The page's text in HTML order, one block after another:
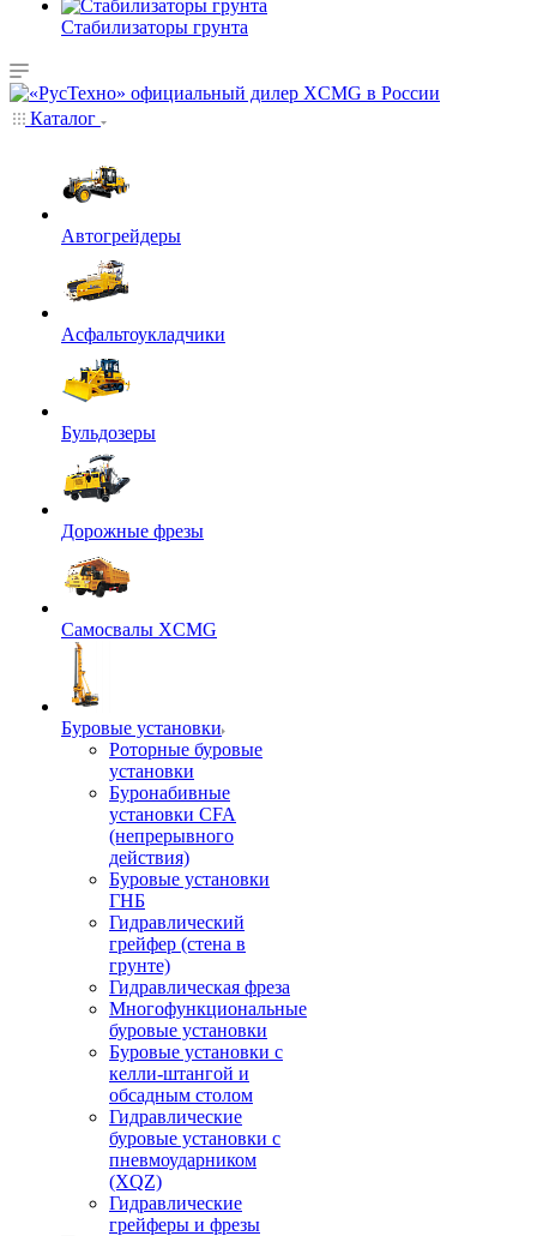
Стабилизаторы грунта
Каталог
Автогрейдеры
Асфальтоукладчики
Бульдозеры
Дорожные фрезы
Самосвалы XCMG
Буровые установки
Роторные буровые
установки
Буронабивные
установки CFA
(непрерывного
действия)
Буровые установки
ГНБ
Гидравлический
грейфер (стена в
грунте)
Гидравлическая фреза
Многофункциональные
буровые установки
Буровые установки с
келли-штангой и
обсадным столом
Гидравлические
буровые установки с
пневмоударником
(XQZ)
Гидравлические
грейферы и фрезы